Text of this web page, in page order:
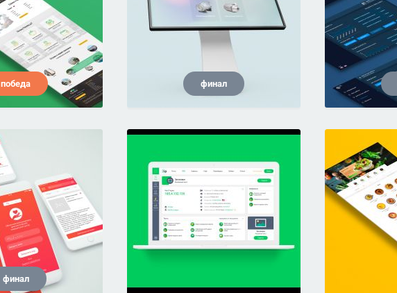
победа финал
финал